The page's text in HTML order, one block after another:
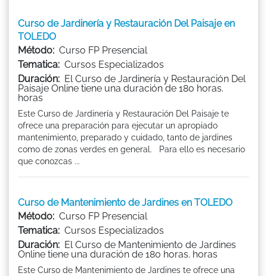
Curso de Jardinería y Restauración Del Paisaje en
TOLEDO
Método: Curso FP Presencial
Tematica: Cursos Especializados
Duración: El Curso de Jardinería y Restauración Del
Paisaje Online tiene una duración de 180 horas.
horas
Este Curso de Jardinería y Restauración Del Paisaje te
ofrece una preparación para ejecutar un apropiado
mantenimiento, preparado y cuidado, tanto de jardines
como de zonas verdes en general. Para ello es necesario
que conozcas ...
Curso de Mantenimiento de Jardines en TOLEDO
Método: Curso FP Presencial
Tematica: Cursos Especializados
Duración: El Curso de Mantenimiento de Jardines
Online tiene una duración de 180 horas. horas
Este Curso de Mantenimiento de Jardines te ofrece una